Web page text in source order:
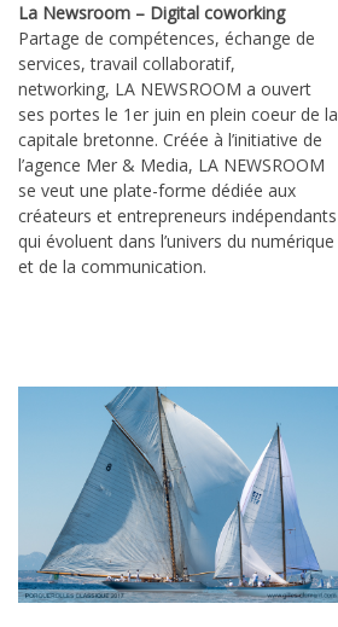
La Newsroom – Digital coworking
Partage de compétences, échange de
services, travail collaboratif,
networking, LA NEWSROOM a ouvert
ses portes le 1er juin en plein coeur de la
capitale bretonne. Créée à l’initiative de
l’agence Mer & Media, LA NEWSROOM
se veut une plate-forme dédiée aux
créateurs et entrepreneurs indépendants
qui évoluent dans l’univers du numérique
et de la communication.